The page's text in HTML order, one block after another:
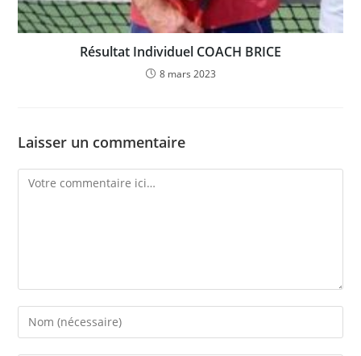
Résultat Individuel COACH BRICE
8 mars 2023
Laisser un commentaire
Comment
Enter
your